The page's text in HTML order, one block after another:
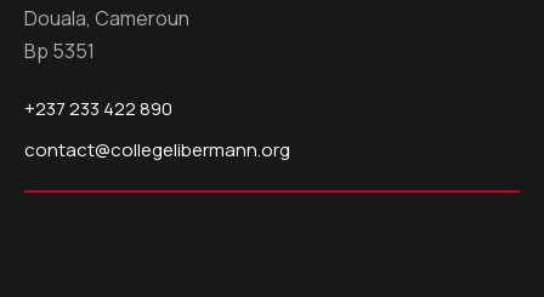
Douala, Cameroun
Bp 5351
+237 233 422 890
contact@collegelibermann.org